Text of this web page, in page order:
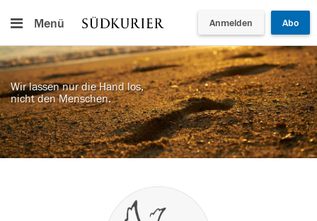
Menü Anmelden Abo
Wir lassen nur die Hand los,
nicht den Menschen.